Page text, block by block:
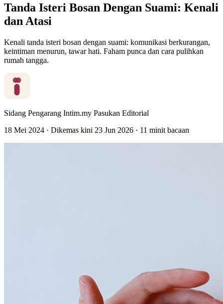
Tanda Isteri Bosan Dengan Suami: Kenali
dan Atasi
Kenali tanda isteri bosan dengan suami: komunikasi berkurangan,
keintiman menurun, tawar hati. Faham punca dan cara pulihkan
rumah tangga.
Sidang Pengarang Intim.my Pasukan Editorial
18 Mei 2024 · Dikemas kini 23 Jun 2026 · 11 minit bacaan